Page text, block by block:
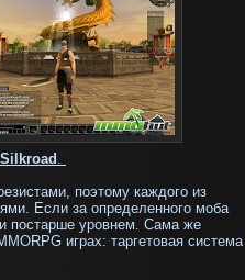
Silkroad
поэтому каждого из
Если за определенного моба
постарше уровнем. Сама же
играх: таргетовая система